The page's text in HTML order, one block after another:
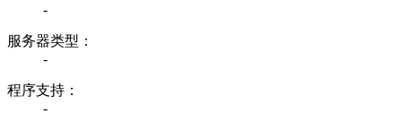
-
服务器类型：
-
程序支持：
-